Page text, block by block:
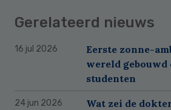
Gerelateerd nieuws
16 jul 2026
Eerste zonne-
wereld gebouwd
studenten
24 jun 2026
Wat zei de